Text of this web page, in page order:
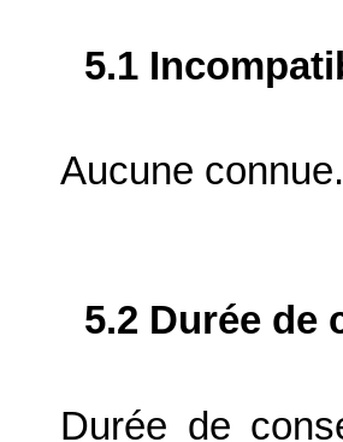
5.1
Aucune connue.
5.2 Durée de
Durée de